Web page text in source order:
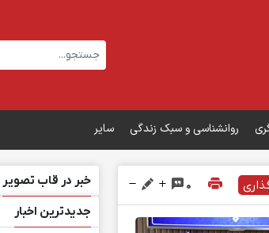
روانشناسی و سبک زندگی سایر
0
خبر در قاب تصویر
جدیدترین اخبار